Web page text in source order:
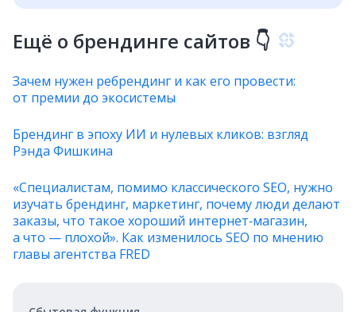
Ещё о брендинге сайтов 👇
Зачем нужен ребрендинг и как его провести:
от премии до экосистемы
Брендинг в эпоху ИИ и нулевых кликов: взгляд
Рэнда Фишкина
«Специалистам, помимо классического SEO, нужно
изучать брендинг, маркетинг, почему люди делают
заказы, что такое хороший интернет‑магазин,
а что — плохой». Как изменилось SEO по мнению
главы агентства FRED